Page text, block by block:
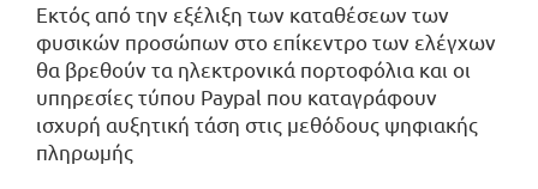
Εκτός από την εξέλιξη των καταθέσεων των
φυσικών προσώπων στο επίκεντρο των ελέγχων
θα βρεθούν τα ηλεκτρονικά πορτοφόλια και οι
υπηρεσίες τύπου Paypal που καταγράφουν
ισχυρή αυξητική τάση στις μεθόδους ψηφιακής
πληρωμής